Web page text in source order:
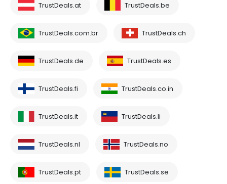
TrustDeals.at TrustDeals.be
TrustDeals.com.br TrustDeals.ch
TrustDeals.de TrustDeals.es
TrustDeals.fi TrustDeals.co.in
TrustDeals.it TrustDeals.li
TrustDeals.nl TrustDeals.no
TrustDeals.pt TrustDeals.se